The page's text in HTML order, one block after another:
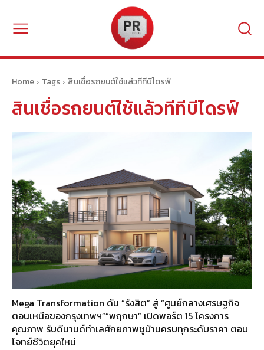
Home Tags สินเชื่อรถยนต์ใช้แล้วทีทีบีไดรฟ์
สินเชื่อรถยนต์ใช้แล้วทีทีบีไดรฟ์
Mega Transformation ดัน “รังสิต” สู่ “ศูนย์กลางเศรษฐกิจ
ตอนเหนือของกรุงเทพฯ”“พฤกษา” เปิดพอร์ต 15 โครงการ
คุณภาพ รับดีมานด์ทำเลศักยภาพชูบ้านครบทุกระดับราคา ตอบ
โจทย์ชีวิตยุคใหม่